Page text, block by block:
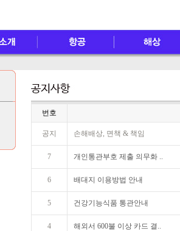
번호
공지 손해배상, 면책 & 책임
7 개인통관부호 제출 의무화 ..
6 배대지 이용방법 안내
5 건강기능식품 통관안내
4 해외서 600불 이상 카드 결..